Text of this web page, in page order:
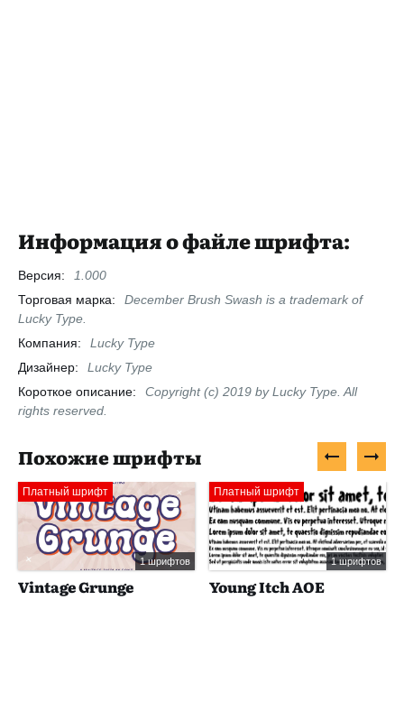
Информация о файле шрифта:
Версия:
1.000
Торговая марка:
December Brush Swash is a trademark of
Lucky Type.
Компания:
Lucky Type
Дизайнер:
Lucky Type
Короткое описание:
Copyright (c) 2019 by Lucky Type. All
rights reserved.
Похожие шрифты
Платный шрифт
1 шрифтов
Vintage Grunge
Платный шрифт
1 шрифтов
Young Itch AOE